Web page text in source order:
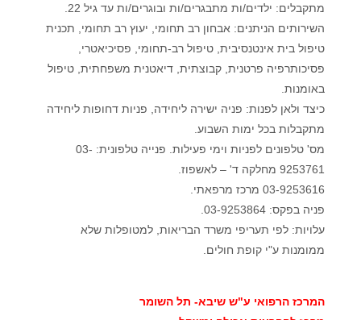
מתקבלים: ילדים/ות מתבגרים/ות ובוגרים/ות עד גיל 22.
השירותים הניתנים: אבחון רב תחומי, יעוץ רב תחומי, תכנית
טיפול בית אינטנסיבית, טיפול רב-תחומי, פסיכיאטרי,
פסיכותרפיה פרטנית, קבוצתית, דיאטנית משפחתית, טיפול
באומנות.
כיצד ולאן לפנות: פניה ישירה ליחידה, פניות דחופות ליחידה
מתקבלות בכל ימות השבוע.
מס' טלפונים לפניות וימי פעילות. פנייה טלפונית: 03-
9253761 מחלקה ד' – לאשפוז.
03-9253616 מרכז מרפאתי.
פניה בפקס: 03-9253864.
עלויות: לפי תעריפי משרד הבריאות, למטופלות שלא
ממומנות ע"י קופת חולים.
המרכז הרפואי ע"ש שיבא- תל השומר